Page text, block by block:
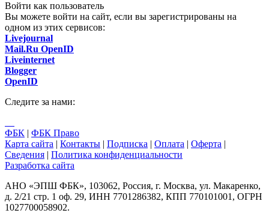
Войти как пользователь
Вы можете войти на сайт, если вы зарегистрированы на
одном из этих сервисов:
Livejournal
Mail.Ru OpenID
Liveinternet
Blogger
OpenID
Cледите за нами:
ФБК | ФБК Право
Карта сайта | Контакты | Подписка | Оплата | Оферта |
Сведения | Политика конфиденциальности
Разработка сайта
АНО «ЭПШ ФБК», 103062, Россия, г. Москва, ул. Макаренко,
д. 2/21 стр. 1 оф. 29, ИНН 7701286382, КПП 770101001, ОГРН
1027700058902.